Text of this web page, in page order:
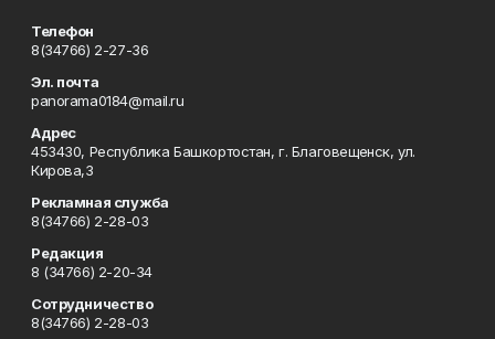
Телефон
8(34766) 2-27-36
Эл. почта
panorama0184@mail.ru
Адрес
453430, Республика Башкортостан, г. Благовещенск, ул.
Кирова,3
Рекламная служба
8(34766) 2-28-03
Редакция
8 (34766) 2-20-34
Сотрудничество
8(34766) 2-28-03